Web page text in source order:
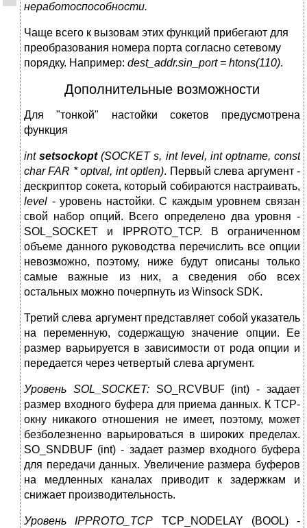
неработоспособности.
Чаще всего к вызовам этих функций прибегают для
преобразования номера порта согласно сетевому
порядку. Например: dest_addr.sin_port = htons(110).
Дополнительные возможности
Для "тонкой" настойки сокетов предусмотрена
функция
intsetsockopt(SOCKET s, int level, int optname, const
char FAR * optval, int optlen). Первый слева аргумент -
дескриптор сокета, который собираются настраивать,
level - уровень настойки. С каждым уровнем связан
свой набор опций. Всего определено два уровня -
SOL_SOCKET и IPPROTO_TCP. В ограниченном
объеме данного руководства перечислить все опции
невозможно, поэтому, ниже будут описаны только
самые важные из них, а сведения обо всех
остальных можно почерпнуть из Winsock SDK.
Третий слева аргумент представляет собой указатель
на переменную, содержащую значение опции. Ее
размер варьируется в зависимости от рода опции и
передается через четвертый слева аргумент.
Уровень SOL_SOCKET:SO_RCVBUF (int) - задает
размер входного буфера для приема данных. К TCP-
окну никакого отношения не имеет, поэтому, может
безболезненно варьироваться в широких пределах.
SO_SNDBUF (int) - задает размер входного буфера
для передачи данных. Увеличение размера буферов
на медленных каналах приводит к задержкам и
снижает производительность.
Уровень IPPROTO_TCP TCP_NODELAY (BOOL) -